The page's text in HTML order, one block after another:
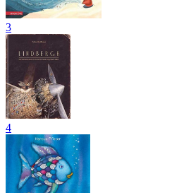
3
4